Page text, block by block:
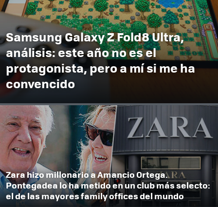
Samsung Galaxy Z Fold8 Ultra,
análisis: este año no es el
protagonista, pero a mí si me ha
convencido
Zara hizo millonario a Amancio Ortega.
Pontegadea lo ha metido en un club más selecto:
el de las mayores family offices del mundo